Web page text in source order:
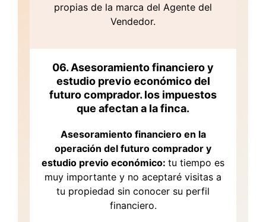
propias de la marca del Agente del
Vendedor.
06. Asesoramiento financiero y
estudio previo económico del
futuro comprador. los impuestos
que afectan a la finca.
Asesoramiento financiero en la
operación del futuro comprador y
estudio previo económico: tu tiempo es
muy importante y no aceptaré visitas a
tu propiedad sin conocer su perfil
financiero.